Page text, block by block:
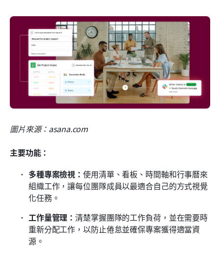
圖片來源：asana.com
主要功能：
多種專案檢視：使用清單、看板、時間軸和行事曆來
組織工作，讓每位團隊成員以最適合自己的方式視覺
化任務。
工作量管理：清楚掌握團隊的工作負荷，並在需要時
重新分配工作，以防止倦怠並確保專案獲得適當資
源。